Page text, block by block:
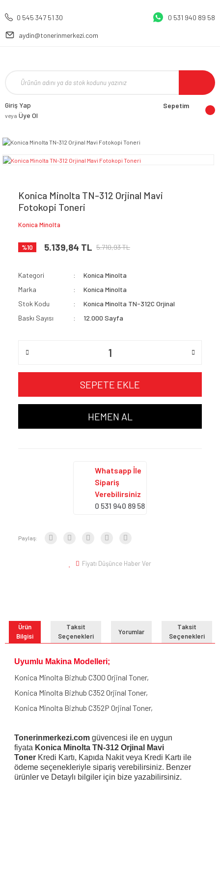
0 545 347 51 30 0 531 940 89 58
aydin@tonerinmerkezi.com
Giriş Yap
veya Üye Ol
Sepetim
Konica Minolta TN-312 Orjinal Mavi
Fotokopi Toneri
Konica Minolta
%10 5.139,84 TL 5.710,93 TL
Kategori
Konica Minolta
Marka
Konica Minolta
Stok Kodu
Konica Minolta TN-312C Orjinal
Baskı Sayısı
12.000 Sayfa
SEPETE EKLE
HEMEN AL
Whatsapp İle
Sipariş
Verebilirsiniz
0 531 940 89 58
Paylaş:
Fiyatı Düşünce Haber Ver
Ürün
Bilgisi
Taksit
Seçenekleri
Yorumlar
Taksit
Seçenekleri
Uyumlu Makina Modelleri;
Konica Minolta Bizhub C300 Orjinal Toner,
Konica Minolta Bizhub C352 Orjinal Toner,
Konica Minolta Bizhub C352P Orjinal Toner,
Tonerinmerkezi.com güvencesi ile en uygun
fiyata Konica Minolta TN-312 Orjinal Mavi
Toner Kredi Kartı, Kapıda Nakit veya Kredi Kartı ile
ödeme seçenekleriyle sipariş verebilirsiniz. Benzer
ürünler ve Detaylı bilgiler için bize yazabilirsiniz.